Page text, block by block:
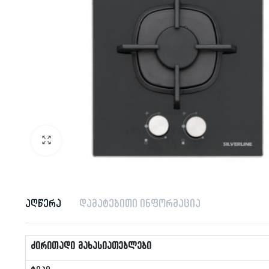
აღწერა დამატებითი ინფორმაცია
ძირითადი მახასიათებლები